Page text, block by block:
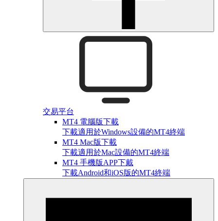
交易平台
MT4 電腦版下載
下載適用於Windows設備的MT4終端
MT4 Mac版下載
下載適用於Mac設備的MT4終端
MT4 手機版APP下戴
下載Android和iOS版的MT4終端